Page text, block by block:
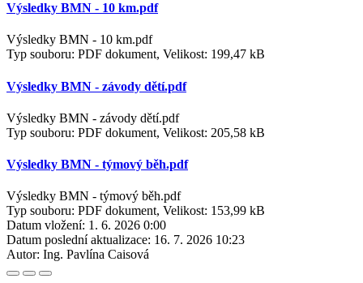
Výsledky BMN - 10 km.pdf
Výsledky BMN - 10 km.pdf
Typ souboru: PDF dokument, Velikost: 199,47 kB
Výsledky BMN - závody dětí.pdf
Výsledky BMN - závody dětí.pdf
Typ souboru: PDF dokument, Velikost: 205,58 kB
Výsledky BMN - týmový běh.pdf
Výsledky BMN - týmový běh.pdf
Typ souboru: PDF dokument, Velikost: 153,99 kB
Datum vložení: 1. 6. 2026 0:00
Datum poslední aktualizace: 16. 7. 2026 10:23
Autor: Ing. Pavlína Caisová